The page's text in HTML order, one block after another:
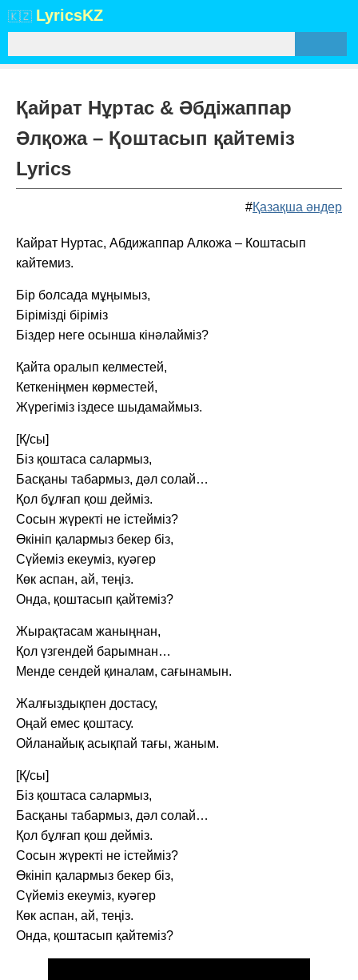
🇰🇿 LyricsKZ
Қайрат Нұртас & Әбдіжаппар
Әлқожа – Қоштасып қайтеміз
Lyrics
#Қазақша әндер
Кайрат Нуртас, Абдижаппар Алкожа – Коштасып
кайтемиз.
Бір болсада мұңымыз,
Бірімізді біріміз
Біздер неге осынша кінәлайміз?
Қайта оралып келместей,
Кеткеніңмен көрместей,
Жүрегіміз іздесе шыдамаймыз.
[Қ/сы]
Біз қоштаса салармыз,
Басқаны табармыз, дәл солай…
Қол бұлғап қош дейміз.
Сосын жүректі не істейміз?
Өкініп қалармыз бекер біз,
Сүйеміз екеуміз, куәгер
Көк аспан, ай, теңіз.
Онда, қоштасып қайтеміз?
Жырақтасам жаныңнан,
Қол үзгендей барымнан…
Менде сендей қиналам, сағынамын.
Жалғыздықпен достасу,
Оңай емес қоштасу.
Ойланайық асықпай тағы, жаным.
[Қ/сы]
Біз қоштаса салармыз,
Басқаны табармыз, дәл солай…
Қол бұлғап қош дейміз.
Сосын жүректі не істейміз?
Өкініп қалармыз бекер біз,
Сүйеміз екеуміз, куәгер
Көк аспан, ай, теңіз.
Онда, қоштасып қайтеміз?